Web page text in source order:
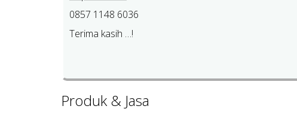
0857 1148 6036
Terima kasih …!
Produk & Jasa